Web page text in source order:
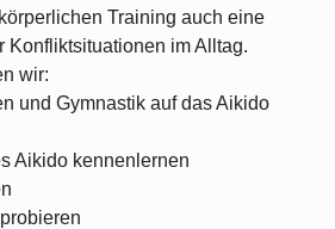
Training auch eine
Konfliktsituationen im Alltag.
wir:
und Gymnastik auf das Aikido
Aikido kennenlernen